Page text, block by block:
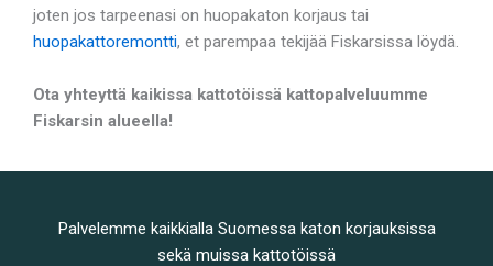
joten jos tarpeenasi on huopakaton korjaus tai
huopakattoremontti, et parempaa tekijää Fiskarsissa löydä.
Ota yhteyttä kaikissa kattotöissä kattopalveluumme
Fiskarsin alueella!
Palvelemme kaikkialla Suomessa katon korjauksissa
sekä muissa kattotöissä